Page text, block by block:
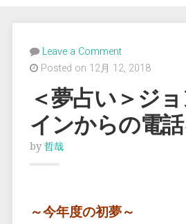
Leave a Comment
Posted on 12月 12, 2018
＜夢占い＞ジ
インからの電
by 哲哉
～今年度の初夢～